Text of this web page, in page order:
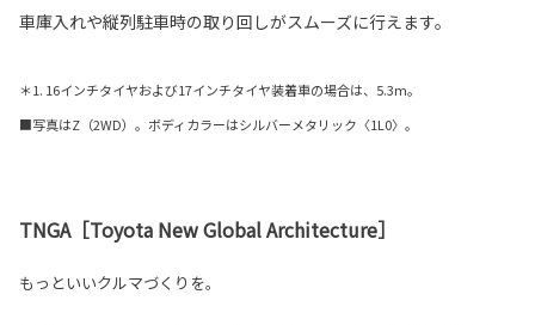
車庫入れや縦列駐車時の取り回しがスムーズに行えます。
＊1. 16インチタイヤおよび17インチタイヤ装着車の場合は、5.3m。
■写真はZ（2WD）。ボディカラーはシルバーメタリック〈1L0〉。
TNGA［Toyota New Global Architecture］
もっといいクルマづくりを。